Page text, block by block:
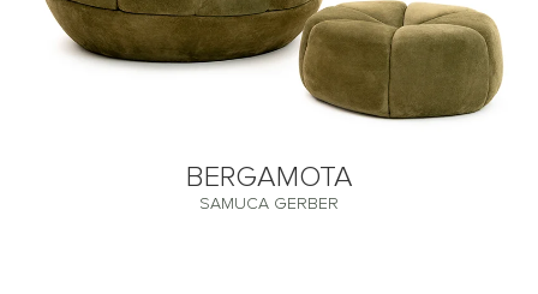
BERGAMOTA
SAMUCA GERBER